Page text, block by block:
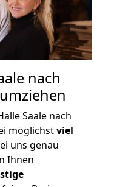
nach
Saale nach
möglichstviel
uns genau
Ihnen